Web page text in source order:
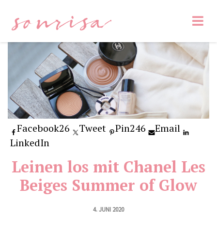
sonrisa
Facebook26 Tweet Pin246
Email
LinkedIn
Leinen los mit Chanel Les
Beiges Summer of Glow
4. JUNI 2020